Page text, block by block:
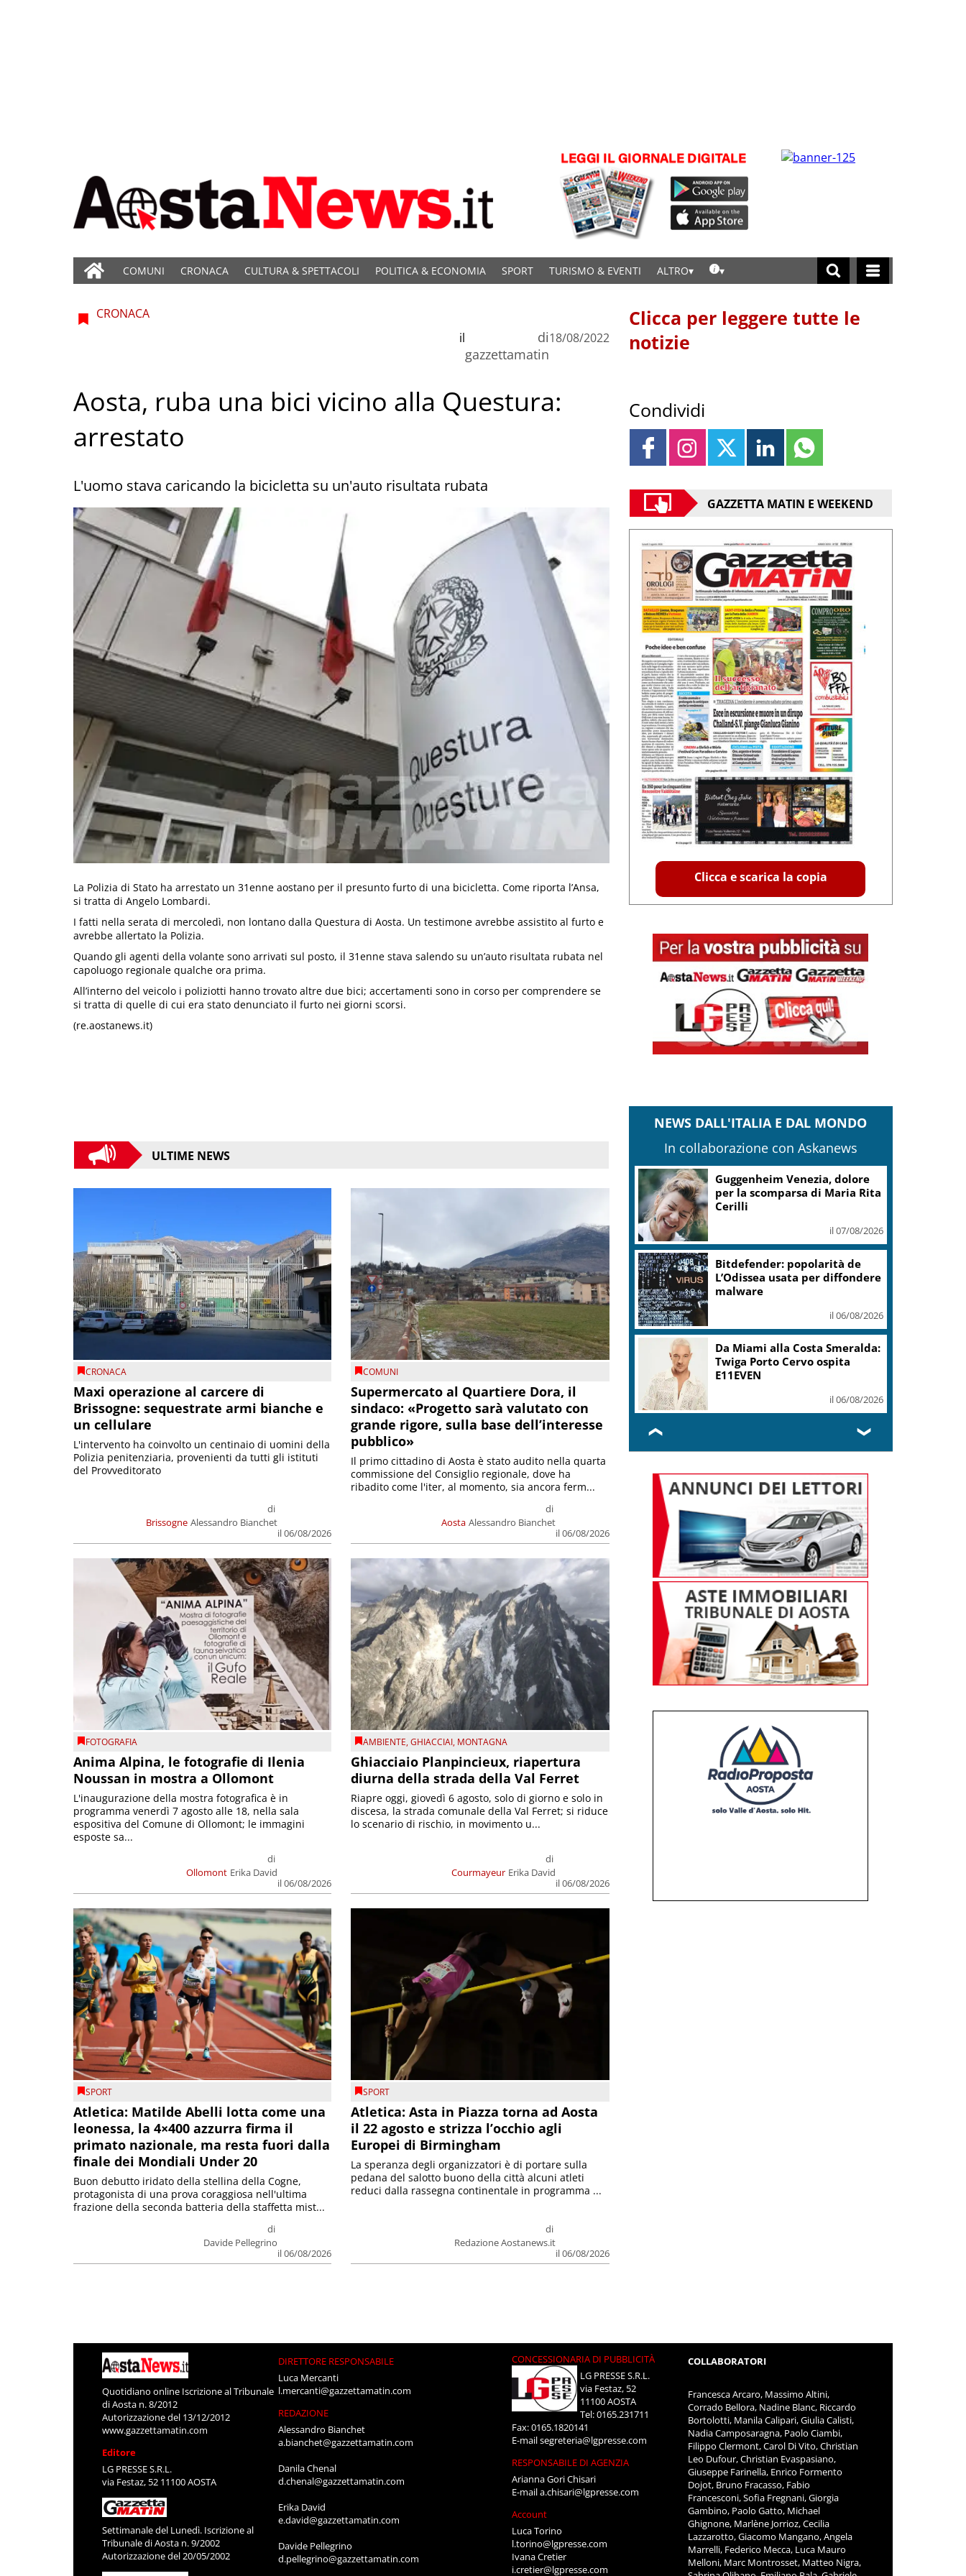
COMUNI CRONACA CULTURA & SPETTACOLI POLITICA & ECONOMIA SPORT TURISMO & EVENTI ALTRO
CRONACA
di
gazzettamatin
il 18/08/2022
Aosta, ruba una bici vicino alla Questura:
arrestato
L'uomo stava caricando la bicicletta su un'auto risultata rubata
La Polizia di Stato ha arrestato un 31enne aostano per il presunto furto di una bicicletta. Come riporta l’Ansa,
si tratta di Angelo Lombardi.
I fatti nella serata di mercoledì, non lontano dalla Questura di Aosta. Un testimone avrebbe assistito al furto e
avrebbe allertato la Polizia.
Quando gli agenti della volante sono arrivati sul posto, il 31enne stava salendo su un’auto risultata rubata nel
capoluogo regionale qualche ora prima.
All’interno del veicolo i poliziotti hanno trovato altre due bici; accertamenti sono in corso per comprendere se
si tratta di quelle di cui era stato denunciato il furto nei giorni scorsi.
(re.aostanews.it)
ULTIME NEWS
CRONACA
Maxi operazione al carcere di
Brissogne: sequestrate armi bianche e
un cellulare
Brissogne
di
Alessandro Bianchet
il 06/08/2026
L'intervento ha coinvolto un centinaio di uomini della
Polizia penitenziaria, provenienti da tutti gli istituti
del Provveditorato
COMUNI
Supermercato al Quartiere Dora, il
sindaco: «Progetto sarà valutato con
grande rigore, sulla base dell’interesse
pubblico»
Aosta
di
Alessandro Bianchet
il 06/08/2026
Il primo cittadino di Aosta è stato audito nella quarta
commissione del Consiglio regionale, dove ha
ribadito come l'iter, al momento, sia ancora ferm...
FOTOGRAFIA
Anima Alpina, le fotografie di Ilenia
Noussan in mostra a Ollomont
Ollomont
di
Erika David
il 06/08/2026
L'inaugurazione della mostra fotografica è in
programma venerdì 7 agosto alle 18, nella sala
espositiva del Comune di Ollomont; le immagini
esposte sa...
AMBIENTE,GHIACCIAI, MONTAGNA
Ghiacciaio Planpincieux, riapertura
diurna della strada della Val Ferret
Courmayeur
di
Erika David
il 06/08/2026
Riapre oggi, giovedì 6 agosto, solo di giorno e solo in
discesa, la strada comunale della Val Ferret; si riduce
lo scenario di rischio, in movimento u...
SPORT
Atletica: Matilde Abelli lotta come una
leonessa, la 4×400 azzurra firma il
primato nazionale, ma resta fuori dalla
finale dei Mondiali Under 20
di
Davide Pellegrino
il 06/08/2026
Buon debutto iridato della stellina della Cogne,
protagonista di una prova coraggiosa nell'ultima
frazione della seconda batteria della staffetta mist...
SPORT
Atletica: Asta in Piazza torna ad Aosta
il 22 agosto e strizza l’occhio agli
Europei di Birmingham
di
Redazione Aostanews.it
il 06/08/2026
La speranza degli organizzatori è di portare sulla
pedana del salotto buono della città alcuni atleti
reduci dalla rassegna continentale in programma ...
Clicca per leggere tutte le
notizie
Condividi
GAZZETTA MATIN E WEEKEND
Clicca e scarica la copia
NEWS DALL'ITALIA E DAL MONDO
In collaborazione con Askanews
Covid, ‘Conte-day’ in
commissione: “non sono un
eroe ma un uomo corretto,
il 06/08/2026
Guccini, Meloni: l’ho amato e
mi ha formato, continuerò a
il 06/08/2026
Sogin: in 2025 utile balza oltre
2,5 mln, decommissioning al
il 06/08/2026
Quotidiano online Iscrizione al Tribunale
di Aosta n. 8/2012
Autorizzazione del 13/12/2012
www.gazzettamatin.com
Editore
LG PRESSE S.R.L.
via Festaz, 52 11100 AOSTA
Settimanale del Lunedì. Iscrizione al
Tribunale di Aosta n. 9/2002
Autorizzazione del 20/05/2002
DIRETTORE RESPONSABILE
Luca Mercanti
l.mercanti@gazzettamatin.com
REDAZIONE
Alessandro Bianchet
a.bianchet@gazzettamatin.com
Danila Chenal
d.chenal@gazzettamatin.com
Erika David
e.david@gazzettamatin.com
Davide Pellegrino
d.pellegrino@gazzettamatin.com
CONCESSIONARIA DI PUBBLICITÀ
LG PRESSE S.R.L.
via Festaz, 52
11100 AOSTA
Tel: 0165.231711
Fax: 0165.1820141
E-mailsegreteria@lgpresse.com
RESPONSABILE DI AGENZIA
Arianna Gori Chisari
E-maila.chisari@lgpresse.com
Account
Luca Torino
l.torino@lgpresse.com
Ivana Cretier
i.cretier@lgpresse.com
COLLABORATORI
Francesca Arcaro, Massimo Altini,
Corrado Bellora, Nadine Blanc, Riccardo
Bortolotti, Manila Calipari, Giulia Calisti,
Nadia Camposaragna, Paolo Ciambi,
Filippo Clermont, Carol Di Vito, Christian
Leo Dufour, Christian Evaspasiano,
Giuseppe Farinella, Enrico Formento
Dojot, Bruno Fracasso, Fabio
Francesconi, Sofia Fregnani, Giorgia
Gambino, Paolo Gatto, Michael
Ghignone, Marlène Jorrioz, Cecilia
Lazzarotto, Giacomo Mangano, Angela
Marrelli, Federico Mecca, Luca Mauro
Melloni, Marc Montrosset, Matteo Nigra,